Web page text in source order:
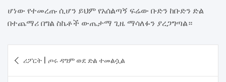
ሆነው የተመረጡ ሲሆን ይህም የአሰልጣኝ ፍሬው ቡድን ከቡድን ድል
በተጨማሪ በግል ስኬቶች ውጤታማ ጊዜ ማሳለፉን ያረጋግጣል።
navigation
ሪፖርት | ጦሩ ዳግም ወደ ድል ተመልሷል